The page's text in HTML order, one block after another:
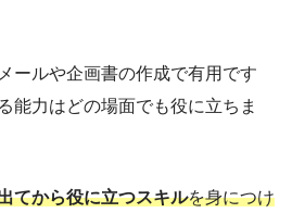
ールや企画書の作成で有用です
能力はどの場面でも役に立ちま
てから役に立つスキルを身につけ